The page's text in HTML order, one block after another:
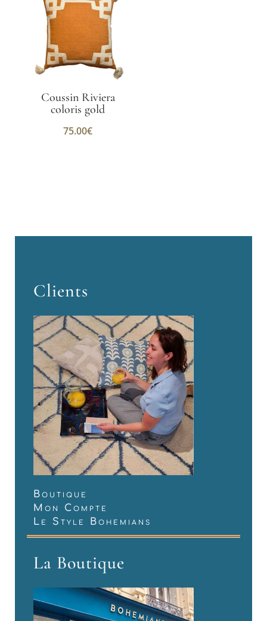
Coussin Riviera
coloris gold
75.00€
Clients
Boutique
Mon Compte
Le Style Bohemians
La Boutique